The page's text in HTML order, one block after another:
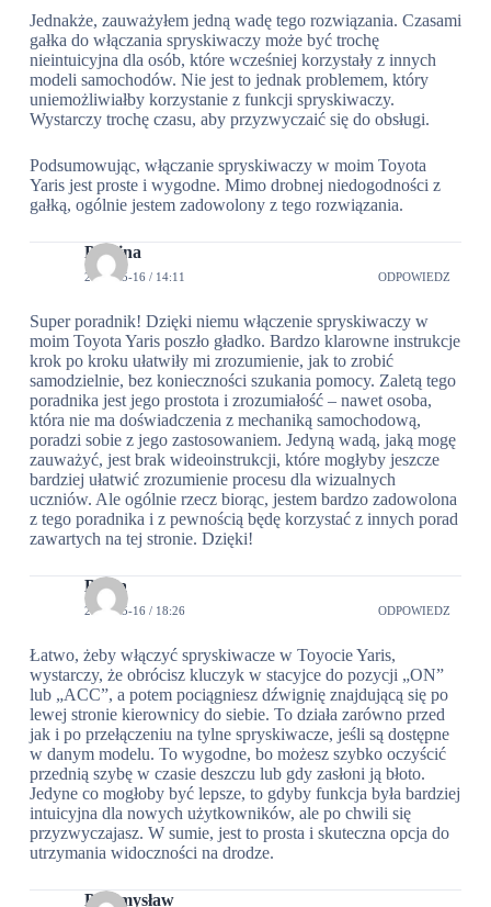
Jednakże, zauważyłem jedną wadę tego rozwiązania. Czasami
gałka do włączania spryskiwaczy może być trochę
nieintuicyjna dla osób, które wcześniej korzystały z innych
modeli samochodów. Nie jest to jednak problemem, który
uniemożliwiałby korzystanie z funkcji spryskiwaczy.
Wystarczy trochę czasu, aby przyzwyczaić się do obsługi.
Podsumowując, włączanie spryskiwaczy w moim Toyota
Yaris jest proste i wygodne. Mimo drobnej niedogodności z
gałką, ogólnie jestem zadowolony z tego rozwiązania.
Paulina
2024-05-16 / 14:11 ODPOWIEDZ
Super poradnik! Dzięki niemu włączenie spryskiwaczy w
moim Toyota Yaris poszło gładko. Bardzo klarowne instrukcje
krok po kroku ułatwiły mi zrozumienie, jak to zrobić
samodzielnie, bez konieczności szukania pomocy. Zaletą tego
poradnika jest jego prostota i zrozumiałość – nawet osoba,
która nie ma doświadczenia z mechaniką samochodową,
poradzi sobie z jego zastosowaniem. Jedyną wadą, jaką mogę
zauważyć, jest brak wideoinstrukcji, które mogłyby jeszcze
bardziej ułatwić zrozumienie procesu dla wizualnych
uczniów. Ale ogólnie rzecz biorąc, jestem bardzo zadowolona
z tego poradnika i z pewnością będę korzystać z innych porad
zawartych na tej stronie. Dzięki!
Beata
2024-05-16 / 18:26 ODPOWIEDZ
Łatwo, żeby włączyć spryskiwacze w Toyocie Yaris,
wystarczy, że obrócisz kluczyk w stacyjce do pozycji „ON”
lub „ACC”, a potem pociągniesz dźwignię znajdującą się po
lewej stronie kierownicy do siebie. To działa zarówno przed
jak i po przełączeniu na tylne spryskiwacze, jeśli są dostępne
w danym modelu. To wygodne, bo możesz szybko oczyścić
przednią szybę w czasie deszczu lub gdy zasłoni ją błoto.
Jedyne co mogłoby być lepsze, to gdyby funkcja była bardziej
intuicyjna dla nowych użytkowników, ale po chwili się
przyzwyczajasz. W sumie, jest to prosta i skuteczna opcja do
utrzymania widoczności na drodze.
Przemysław